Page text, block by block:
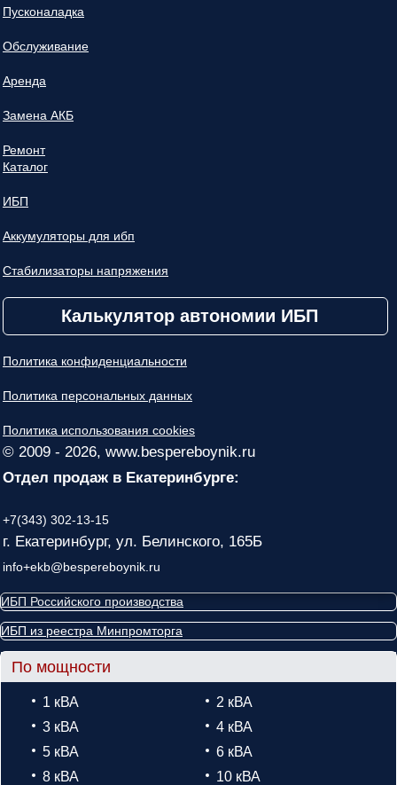
Пусконаладка
Обслуживание
Аренда
Замена АКБ
Ремонт
Каталог
ИБП
Аккумуляторы для ибп
Стабилизаторы напряжения
Калькулятор автономии ИБП
Политика конфиденциальности
Политика персональных данных
Политика использования cookies
© 2009 - 2026, www.bespereboynik.ru
Отдел продаж в Екатеринбурге:
+7(343) 302-13-15
г. Екатеринбург, ул. Белинского, 165Б
info+ekb@bespereboynik.ru
ИБП Российского производства
ИБП из реестра Минпромторга
По мощности
1 кВА
2 кВА
3 кВА
4 кВА
5 кВА
6 кВА
8 кВА
10 кВА